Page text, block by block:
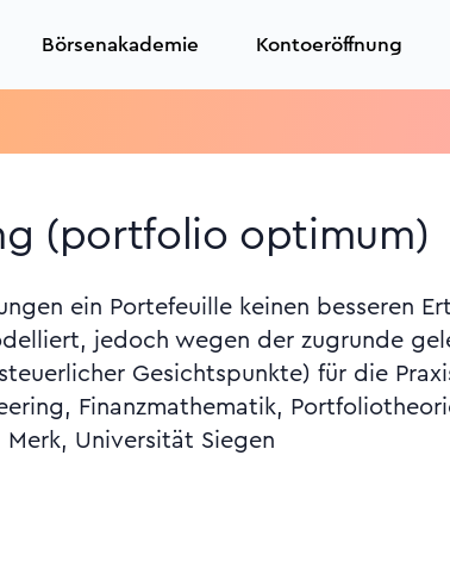
Börsenakademie Kontoeröffnung
(portfolio optimum)
ein Portefeuille keinen besseren
jedoch wegen der zugrunde
Gesichtspunkte) für die
Finanzmathematik,
Universität Siegen